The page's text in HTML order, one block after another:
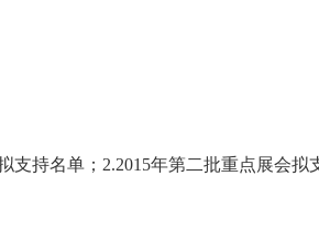
支持名单；2.2015年第二批重点展会